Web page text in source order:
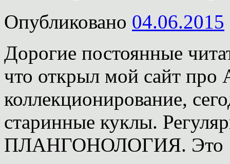
Опубликовано 04.06.2015
Дорогие постоянные
что открыл мой сайт про
коллекционирование,
старинные куклы.
ПЛАНГОНОЛОГИЯ. Это